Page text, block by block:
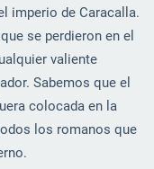
imperio de Caracalla.
se perdieron en el
valiente
Sabemos que el
colocada en la
los romanos que